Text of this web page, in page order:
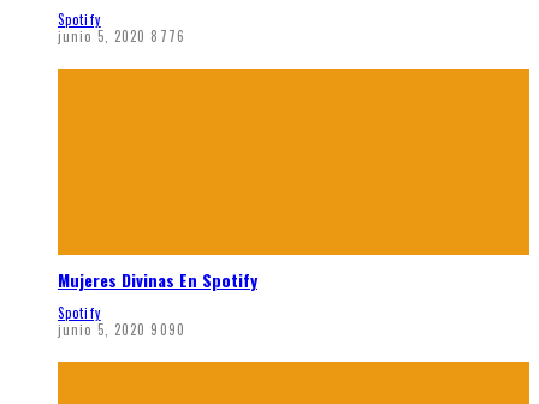
Spotify
junio 5, 2020 8776
Mujeres Divinas En Spotify
Spotify
junio 5, 2020 9090